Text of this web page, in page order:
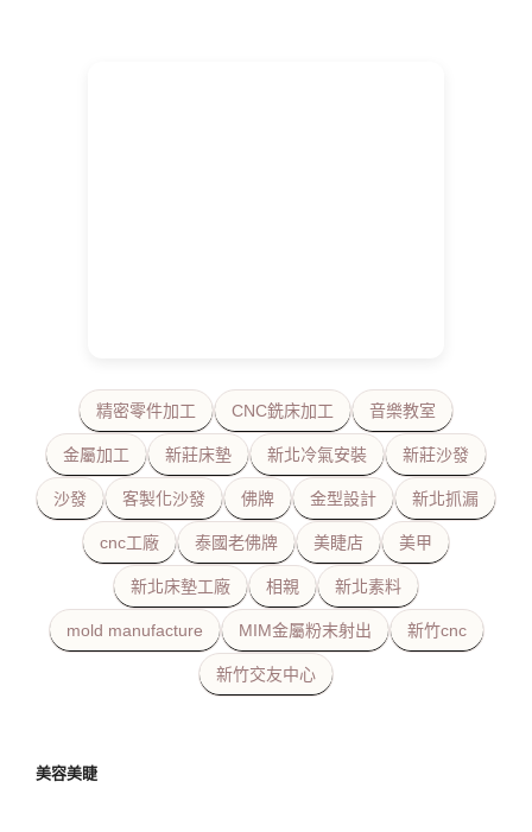
精密零件加工 CNC銑床加工 音樂教室
金屬加工 新莊床墊 新北冷氣安裝 新莊沙發
沙發 客製化沙發 佛牌 金型設計 新北抓漏
cnc工廠 泰國老佛牌 美睫店 美甲
新北床墊工廠 相親 新北素料
mold manufacture MIM金屬粉末射出 新竹cnc
新竹交友中心
美容美睫